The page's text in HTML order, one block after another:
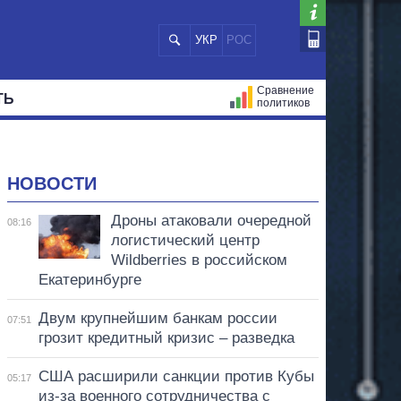
УКР РОС
Сравнение
политиков
НОВОСТИ
08:16
Дроны атаковали очередной
логистический центр
Wildberries в российском
Екатеринбурге
07:51
Двум крупнейшим банкам россии
грозит кредитный кризис – разведка
05:17
США расширили санкции против Кубы
из-за военного сотрудничества с